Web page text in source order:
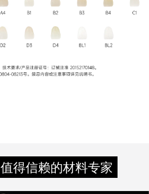
值得信赖的材料专家